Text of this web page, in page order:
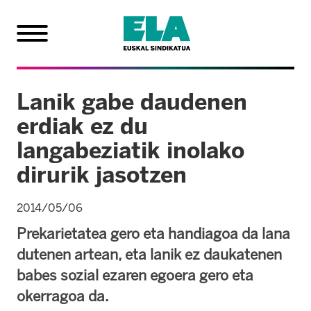
Lanik gabe daudenen
erdiak ez du
langabeziatik inolako
dirurik jasotzen
2014/05/06
Prekarietatea gero eta handiagoa da lana
dutenen artean, eta lanik ez daukatenen
babes sozial ezaren egoera gero eta
okerragoa da.